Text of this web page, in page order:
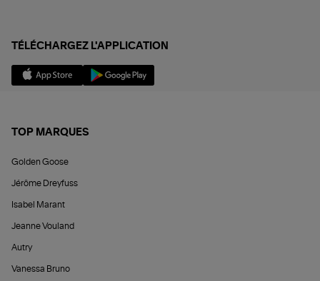
TÉLÉCHARGEZ L'APPLICATION
TOP MARQUES
Golden Goose
Jérôme Dreyfuss
Isabel Marant
Jeanne Vouland
Autry
Vanessa Bruno